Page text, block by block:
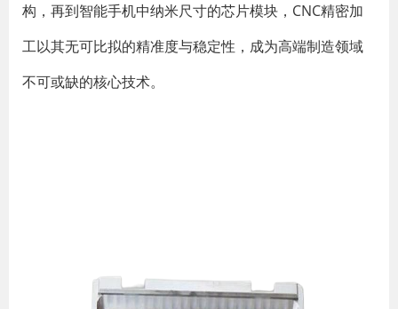
构，再到智能手机中纳米尺寸的芯片模块，CNC精密加
工以其无可比拟的精准度与稳定性，成为高端制造领域
不可或缺的核心技术。